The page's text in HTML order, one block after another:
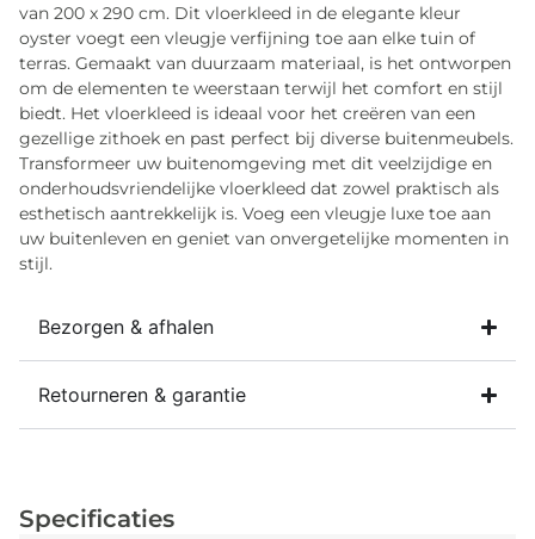
van 200 x 290 cm. Dit vloerkleed in de elegante kleur
oyster voegt een vleugje verfijning toe aan elke tuin of
terras. Gemaakt van duurzaam materiaal, is het ontworpen
om de elementen te weerstaan terwijl het comfort en stijl
biedt. Het vloerkleed is ideaal voor het creëren van een
gezellige zithoek en past perfect bij diverse buitenmeubels.
Transformeer uw buitenomgeving met dit veelzijdige en
onderhoudsvriendelijke vloerkleed dat zowel praktisch als
esthetisch aantrekkelijk is. Voeg een vleugje luxe toe aan
uw buitenleven en geniet van onvergetelijke momenten in
stijl.
Bezorgen & afhalen
Retourneren & garantie
Specificaties